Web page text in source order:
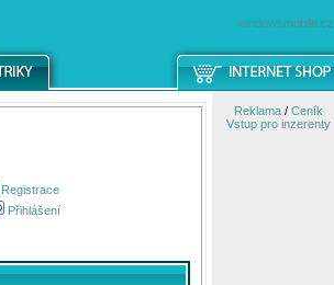
windowsmobile.cz
Registrace
Přihlášení
Reklama/ Ceník
Vstup pro inzerenty